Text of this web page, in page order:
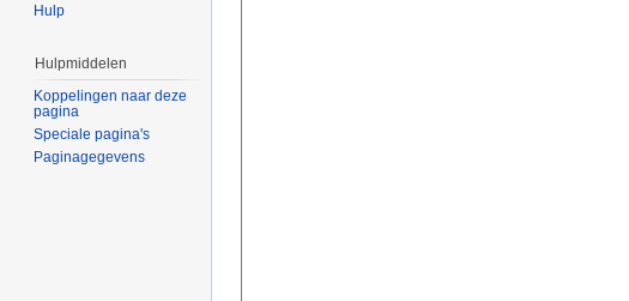
Hulp
Hulpmiddelen
Koppelingen naar deze
pagina
Speciale pagina's
Paginagegevens